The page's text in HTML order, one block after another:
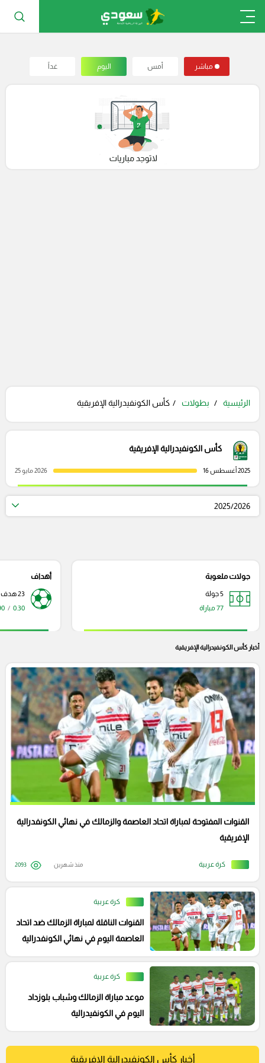
مباشر أمس اليوم غداً
الرئيسية بطولات كأس الكونفيدرالية الإفريقية
كأس الكونفيدرالية الإفريقية
2025/2026
2025 أغسطس 16 2026 مايو 25
جولات ملعوبة
5 جولة
77 مباراة
أهداف
23 هدف
0.30
/
90
أخبار كأس الكونفيدرالية الإفريقية
كرة عربية
القنوات المفتوحة لمباراة اتحاد العاصمة والزمالك في نهائي الكونفدرالية
الإفريقية
منذ شهرين 2093
كرة عربية
القنوات الناقلة لمباراة الزمالك ضد اتحاد
العاصمة اليوم في نهائي الكونفدرالية
كرة عربية
موعد مباراة الزمالك وشباب بلوزداد
اليوم في الكونفيدرالية
أخبار كأس الكونفيدرالية الإفريقية